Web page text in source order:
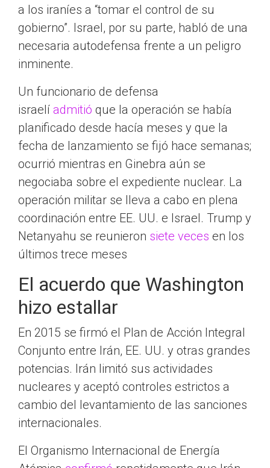
a los iraníes a “tomar el control de su
gobierno”. Israel, por su parte, habló de una
necesaria autodefensa frente a un peligro
inminente.
Un funcionario de defensa
israelí admitió que la operación se había
planificado desde hacía meses y que la
fecha de lanzamiento se fijó hace semanas;
ocurrió mientras en Ginebra aún se
negociaba sobre el expediente nuclear. La
operación militar se lleva a cabo en plena
coordinación entre EE. UU. e Israel. Trump y
Netanyahu se reunieron siete veces en los
últimos trece meses
El acuerdo que Washington
hizo estallar
En 2015 se firmó el Plan de Acción Integral
Conjunto entre Irán, EE. UU. y otras grandes
potencias. Irán limitó sus actividades
nucleares y aceptó controles estrictos a
cambio del levantamiento de las sanciones
internacionales.
El Organismo Internacional de Energía